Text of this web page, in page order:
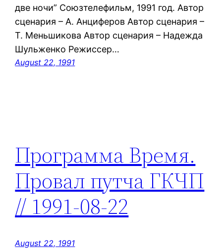
две ночи” Союзтелефильм, 1991 год. Автор
сценария – А. Анциферов Автор сценария –
Т. Меньшикова Автор сценария – Надежда
Шульженко Режиссер…
August 22, 1991
Программа Время.
Провал путча ГКЧП
// 1991-08-22
August 22, 1991